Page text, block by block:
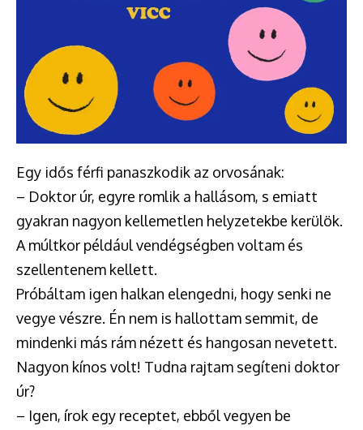
Egy idős férfi panaszkodik az orvosának:
– Doktor úr, egyre romlik a hallásom, s emiatt
gyakran nagyon kellemetlen helyzetekbe kerülök.
A múltkor például vendégségben voltam és
szellentenem kellett.
Próbáltam igen halkan elengedni, hogy senki ne
vegye vészre. Én nem is hallottam semmit, de
mindenki más rám nézett és hangosan nevetett.
Nagyon kínos volt! Tudna rajtam segíteni doktor
úr?
– Igen, írok egy receptet, ebből vegyen be